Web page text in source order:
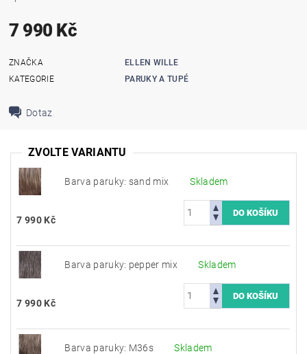
7 990 Kč
ZNAČKA
ELLEN WILLE
KATEGORIE
PARUKY A TUPÉ
Dotaz
ZVOLTE VARIANTU
Barva paruky: sand mix Skladem
7 990 Kč
Barva paruky: pepper mix Skladem
7 990 Kč
Barva paruky: M36s Skladem